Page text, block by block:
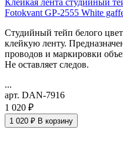
Fotokvant GP-2555 White
Студийный тейп белого
клейкую ленту.
проводов и маркировки
Не оставляет следов.
...
арт. DAN-7916
1 020 ₽
1 020 ₽ В корзину